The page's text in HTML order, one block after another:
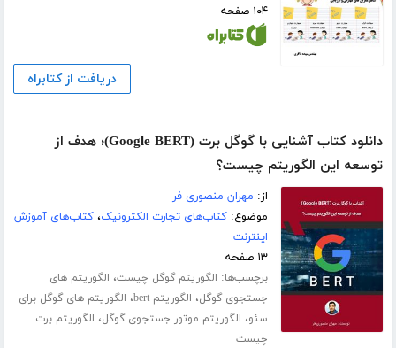
۱۰۴ صفحه
دریافت از کتابراه
دانلود کتاب آشنایی با گوگل برت (Google BERT)؛ هدف از
توسعه این الگوریتم چیست؟
از: مهران منصوری فر
موضوع:کتاب‌های تجارت الکترونیک،کتاب‌های آموزش
اینترنت
۱۳ صفحه
برچسب‌ها: الگوریتم گوگل چیست، الگوریتم های
جستجوی گوگل، الگوریتم bert ، الگوریتم های گوگل برای
سئو، الگوریتم موتور جستجوی گوگل، الگوریتم برت
چیست